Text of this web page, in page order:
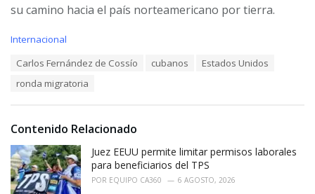
su camino hacia el país norteamericano por tierra.
C
i
s
:
Internacional
Carlos Fernández de Cossío cubanos
Estados Unidos
ronda migratoria
Contenido Relacionado
Juez EEUU permite limitar permisos laborales
para beneficiarios del TPS
POR EQUIPO CA360 6 AGOSTO, 2026